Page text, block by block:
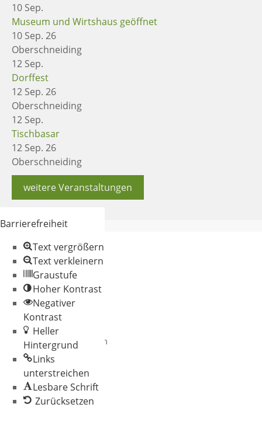
10 Sep.
Museum und Wirtshaus geöffnet
10 Sep. 26
Oberschneiding
12 Sep.
Dorffest
12 Sep. 26
Oberschneiding
12 Sep.
Tischbasar
12 Sep. 26
Oberschneiding
weitere Veranstaltungen
© 2026 Gemeinde
Oberschneiding
Datenschutz
Impressum
Barrierefreiheit
Text vergrößern
Text verkleinern
Graustufe
Hoher Kontrast
Negativer
Kontrast
Heller
Hintergrund
Links
unterstreichen
Lesbare Schrift
Zurücksetzen